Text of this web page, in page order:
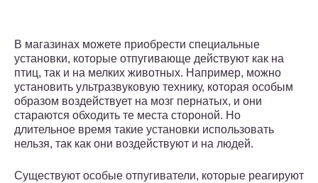
В магазинах можете приобрести специальные
установки, которые отпугивающе действуют как на
птиц, так и на мелких животных. Например, можно
установить ультразвуковую технику, которая особым
образом воздействует на мозг пернатых, и они
стараются обходить те места стороной. Но
длительное время такие установки использовать
нельзя, так как они воздействуют и на людей.
Существуют особые отпугиватели, которые реагируют